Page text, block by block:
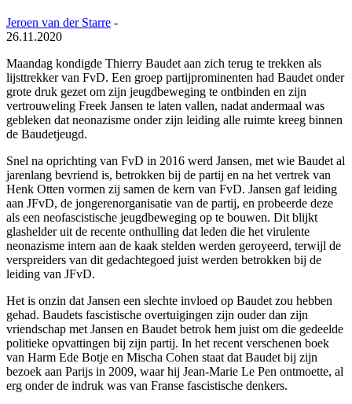
Jeroen van der Starre -
26.11.2020
Maandag kondigde Thierry Baudet aan zich terug te trekken als
lijsttrekker van FvD. Een groep partijprominenten had Baudet onder
grote druk gezet om zijn jeugdbeweging te ontbinden en zijn
vertrouweling Freek Jansen te laten vallen, nadat andermaal was
gebleken dat neonazisme onder zijn leiding alle ruimte kreeg binnen
de Baudetjeugd.
Snel na oprichting van FvD in 2016 werd Jansen, met wie Baudet al
jarenlang bevriend is, betrokken bij de partij en na het vertrek van
Henk Otten vormen zij samen de kern van FvD. Jansen gaf leiding
aan JFvD, de jongerenorganisatie van de partij, en probeerde deze
als een neofascistische jeugdbeweging op te bouwen. Dit blijkt
glashelder uit de recente onthulling dat leden die het virulente
neonazisme intern aan de kaak stelden werden geroyeerd, terwijl de
verspreiders van dit gedachtegoed juist werden betrokken bij de
leiding van JFvD.
Het is onzin dat Jansen een slechte invloed op Baudet zou hebben
gehad. Baudets fascistische overtuigingen zijn ouder dan zijn
vriendschap met Jansen en Baudet betrok hem juist om die gedeelde
politieke opvattingen bij zijn partij. In het recent verschenen boek
van Harm Ede Botje en Mischa Cohen staat dat Baudet bij zijn
bezoek aan Parijs in 2009, waar hij Jean-Marie Le Pen ontmoette, al
erg onder de indruk was van Franse fascistische denkers.